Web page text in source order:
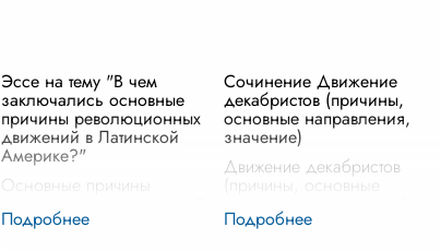
Эссе на тему "В чем
заключались основные
причины революционных
движений в Латинской
Америке?"
Основные причины
Латинской Америке сложны
Сочинение Движение
декабристов (причины,
основные направления,
значение)
Движение декабристов
(причины, основные
Движение декабристов,